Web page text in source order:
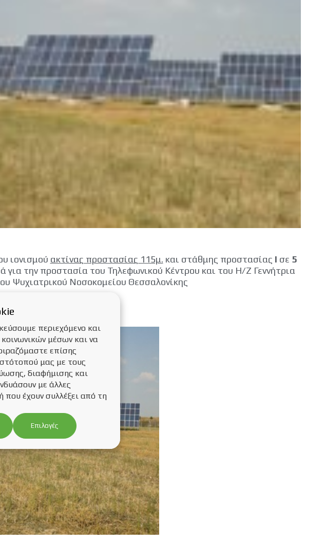
ιονισμού ακτίνας προστασίας 115μ. και στάθμης προστασίας I σε 5
για την προστασία του Τηλεφωνικού Κέντρου και του Η/Ζ Γεννήτρια
Ψυχιατρικού Νοσοκομείου Θεσσαλονίκης
περιεχόμενο και
μέσων και να
επίσης
μας με τους
διαφήμισης και
με άλλες
που έχουν συλλέξει από τη
Επιλογές